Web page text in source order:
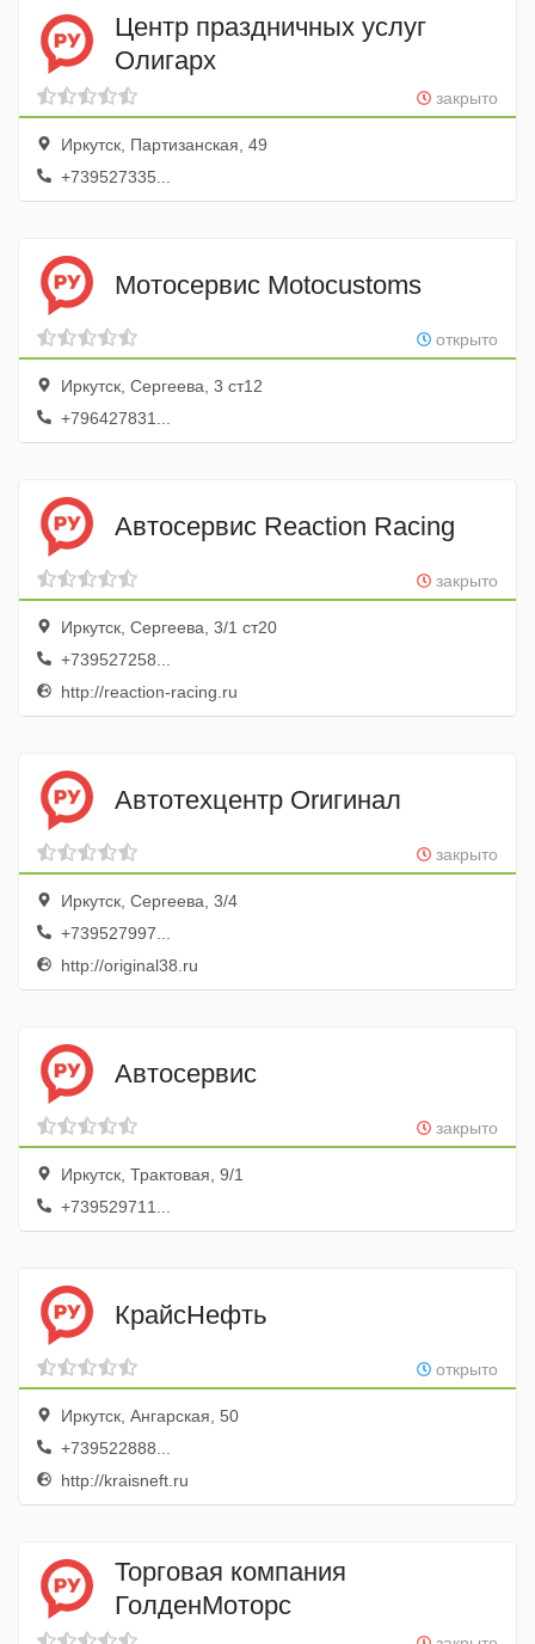
Центр праздничных услуг
Олигарх
закрыто
Иркутск, Партизанская, 49
+739527335...
Мотосервис Motocustoms
открыто
Иркутск, Сергеева, 3 ст12
+796427831...
Автосервис Reaction Racing
закрыто
Иркутск, Сергеева, 3/1 ст20
+739527258...
http://reaction-racing.ru
Автотехцентр Оrигинал
закрыто
Иркутск, Сергеева, 3/4
+739527997...
http://original38.ru
Автосервис
закрыто
Иркутск, Трактовая, 9/1
+739529711...
КрайсНефть
открыто
Иркутск, Ангарская, 50
+739522888...
http://kraisneft.ru
Торговая компания
ГолденМоторс